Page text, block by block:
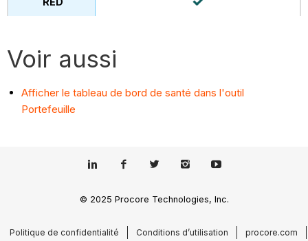
Voir aussi
Afficher le tableau de bord de santé dans l'outil
Portefeuille
© 2025 Procore Technologies, Inc.
Politique de confidentialité Conditions d’utilisation
procore.com